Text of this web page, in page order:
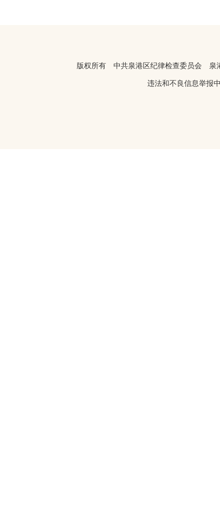
版权所有 中共泉港区纪律检查委员会
违法和不良信息举报